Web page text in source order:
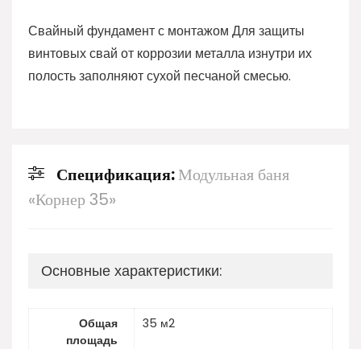
Свайный фундамент с монтажом Для защиты
винтовых свай от коррозии металла изнутри их
полость заполняют сухой песчаной смесью.
Спецификация:Модульная баня
«Корнер 35»
Основные характеристики:
Общая
площадь
35 м2